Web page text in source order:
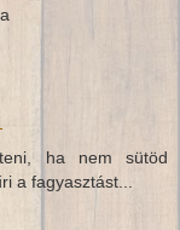
ha nem sütöd
a fagyasztást...